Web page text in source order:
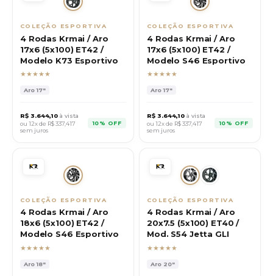
COLEÇÃO ESPORTIVA
4 Rodas Krmai / Aro
17x6 (5x100) ET42 /
Modelo K73 Esportivo
★★★★★
Aro17"
R$ 3.644,10 à vista
ou 12x de R$337,417
sem juros
10% OFF
COLEÇÃO ESPORTIVA
4 Rodas Krmai / Aro
17x6 (5x100) ET42 /
Modelo S46 Esportivo
★★★★★
Aro17"
R$ 3.644,10 à vista
ou 12x de R$337,417
sem juros
10% OFF
COLEÇÃO ESPORTIVA
4 Rodas Krmai / Aro
18x6 (5x100) ET42 /
Modelo S46 Esportivo
★★★★★
Aro18"
COLEÇÃO ESPORTIVA
4 Rodas Krmai / Aro
20x7.5 (5x100) ET40 /
Mod. S54 Jetta GLI
★★★★★
Aro 20"